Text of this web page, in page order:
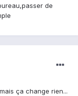
de
ça change rien...